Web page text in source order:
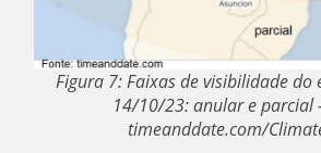
Figura 7: Faixas de visibilidade do
14/10/23: anular e parcial
timeanddate.com/